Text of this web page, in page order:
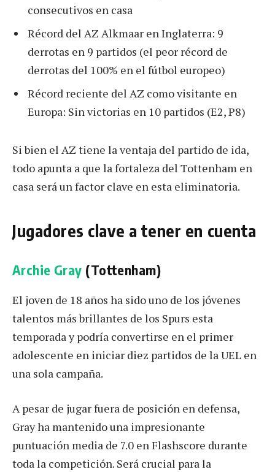
consecutivos en casa
Récord del AZ Alkmaar en Inglaterra: 9
derrotas en 9 partidos (el peor récord de
derrotas del 100% en el fútbol europeo)
Récord reciente del AZ como visitante en
Europa: Sin victorias en 10 partidos (E2, P8)
Si bien el AZ tiene la ventaja del partido de ida,
todo apunta a que la fortaleza del Tottenham en
casa será un factor clave en esta eliminatoria.
Jugadores clave a tener en cuenta
Archie Gray (Tottenham)
El joven de 18 años ha sido uno de los jóvenes
talentos más brillantes de los Spurs esta
temporada y podría convertirse en el primer
adolescente en iniciar diez partidos de la UEL en
una sola campaña.
A pesar de jugar fuera de posición en defensa,
Gray ha mantenido una impresionante
puntuación media de 7.0 en Flashscore durante
toda la competición. Será crucial para la